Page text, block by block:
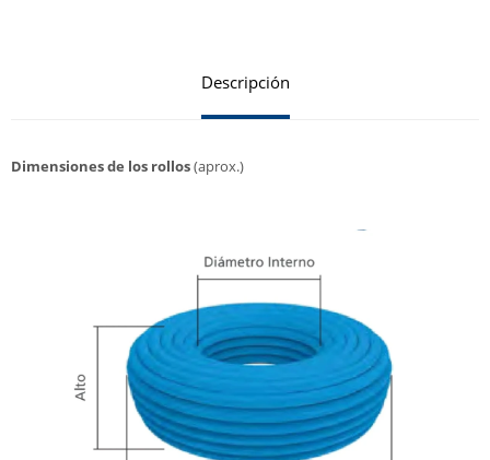
Descripción
Dimensiones de los rollos(aprox.)